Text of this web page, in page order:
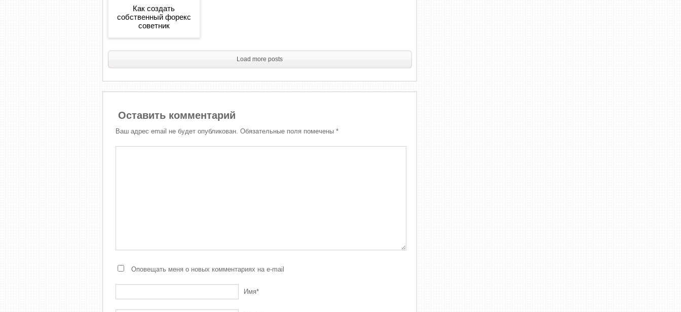
Как создать
собственный форекс
советник
Load more posts
Оставить комментарий
Ваш адрес email не будет опубликован. Обязательные поля помечены *
Оповещать меня о новых комментариях на e-mail
Имя*